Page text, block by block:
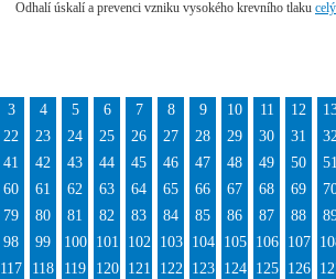
Odhalí úskalí a prevenci vzniku vysokého krevního tlaku
3 4 5 6 7 8 9 10 11 12
22 23 24 25 26 27 28 29 30 31
41 42 43 44 45 46 47 48 49 50
60 61 62 63 64 65 66 67 68 69
79 80 81 82 83 84 85 86 87 88
98 99 100 101 102 103 104 105 106 107
117 118 119 120 121 122 123 124 125 126